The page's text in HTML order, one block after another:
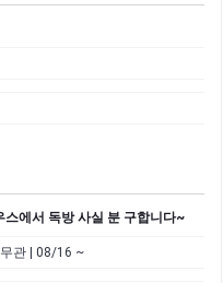
에서 독방 사실 분 구합니다~
무관 | 08/16 ~